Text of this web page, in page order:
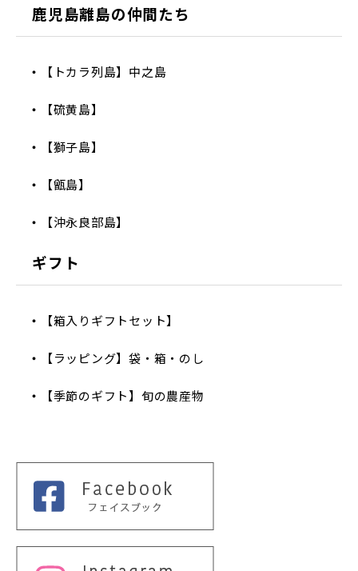
鹿児島離島の仲間たち
【トカラ列島】中之島
【硫黄島】
【獅子島】
【甑島】
【沖永良部島】
ギフト
【箱入りギフトセット】
【ラッピング】袋・箱・のし
【季節のギフト】旬の農産物